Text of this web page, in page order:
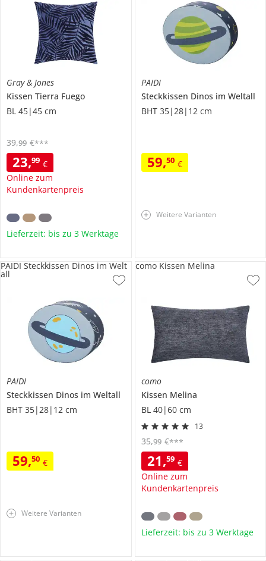
Gray & Jones
Kissen Tierra Fuego
BL 45|45 cm
23,99 €
Online zum
Kundenkartenpreis
39,99 €***
Lieferzeit: bis zu 3 Werktage
PAIDI
Steckkissen Dinos im Weltall
BHT 35|28|12 cm
59,50 €
Weitere Varianten
PAIDI
Steckkissen Dinos im Weltall
BHT 35|28|12 cm
59,50 €
PAIDI Steckkissen Dinos im Welt
all
Weitere Varianten
como
Kissen Melina
BL 40|60 cm
13
21,59 €
Online zum
Kundenkartenpreis
35,99 €***
como Kissen Melina
Lieferzeit: bis zu 3 Werktage